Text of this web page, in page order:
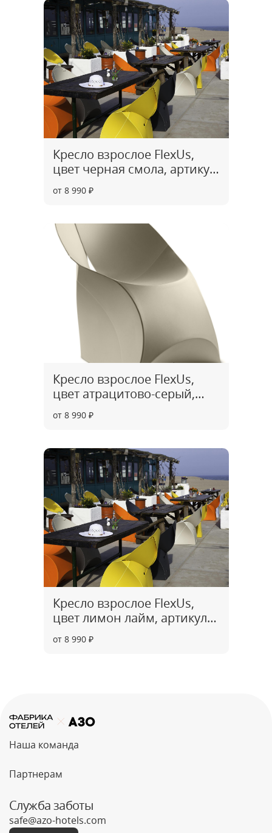
Кресло взрослое FlexUs,
цвет черная смола, артикул
CH0004
от 8 990 ₽
Кресло взрослое FlexUs,
цвет атрацитово-серый,
артикул CH0005
от 8 990 ₽
Кресло взрослое FlexUs,
цвет лимон лайм, артикул
CH0006
от 8 990 ₽
Наша команда
Партнерам
Служба заботы
safe@azo-hotels.com